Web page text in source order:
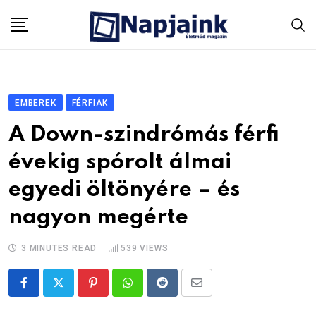
EMBEREK FÉRFIAK
A Down-szindrómás férfi
évekig spórolt álmai
egyedi öltönyére – és
nagyon megérte
3 MINUTES READ 539 VIEWS
PinterestWhatsappRedditShare